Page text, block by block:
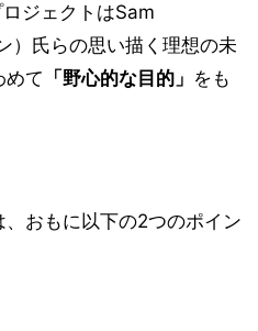
ジェクトはSam
）氏らの思い描く理想の未
めて 「野心的な目的」 をも
おもに以下の2つのポイン